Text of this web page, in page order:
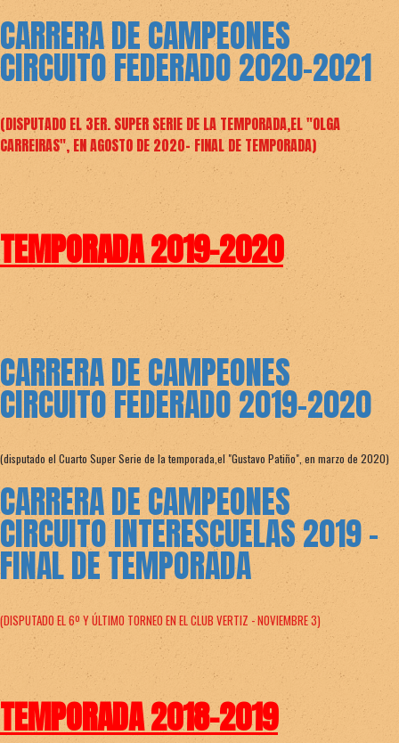
CARRERA DE CAMPEONES
CIRCUITO FEDERADO 2020-2021
(DISPUTADO EL 3ER. SUPER SERIE DE LA TEMPORADA,EL "OLGA
CARREIRAS", EN AGOSTO DE 2020- FINAL DE TEMPORADA)
TEMPORADA 2019-2020
CARRERA DE CAMPEONES
CIRCUITO FEDERADO 2019-2020
(disputado el Cuarto Super Serie de la temporada,el "Gustavo Patiño", en marzo de 2020)
CARRERA DE CAMPEONES
CIRCUITO INTERESCUELAS 2019 -
FINAL DE TEMPORADA
(DISPUTADO EL 6º Y ÚLTIMO TORNEO EN EL CLUB VERTIZ - NOVIEMBRE 3)
TEMPORADA 2018-2019